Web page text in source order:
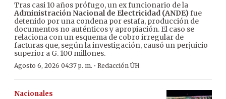
Tras casi 10 años prófugo, un ex funcionario de la
Administración Nacional de Electricidad (ANDE)fue
detenido por una condena por estafa, producción de
documentos no auténticos y apropiación. El caso se
relaciona con un esquema de cobro irregular de
facturas que, según la investigación, causó un perjuicio
superior a G. 100 millones.
Agosto 6, 2026 04:37 p. m. · Redacción ÚH
Nacionales